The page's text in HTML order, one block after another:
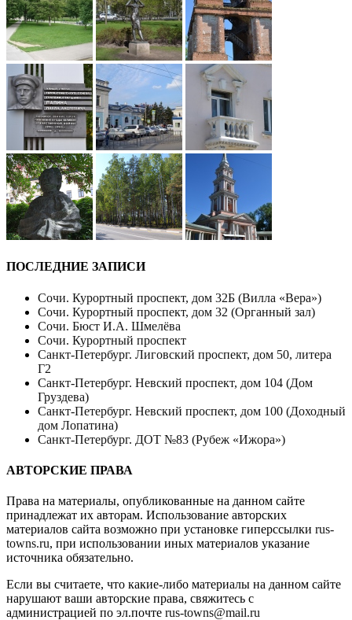
ПОСЛЕДНИЕ ЗАПИСИ
Сочи. Курортный проспект, дом 32Б (Вилла «Вера»)
Сочи. Курортный проспект, дом 32 (Органный зал)
Сочи. Бюст И.А. Шмелёва
Сочи. Курортный проспект
Санкт-Петербург. Лиговский проспект, дом 50, литера
Г2
Санкт-Петербург. Невский проспект, дом 104 (Дом
Груздева)
Санкт-Петербург. Невский проспект, дом 100 (Доходный
дом Лопатина)
Санкт-Петербург. ДОТ №83 (Рубеж «Ижора»)
АВТОРСКИЕ ПРАВА
Права на материалы, опубликованные на данном сайте
принадлежат их авторам. Использование авторских
материалов сайта возможно при установке гиперссылки rus-
towns.ru, при использовании иных материалов указание
источника обязательно.
Если вы считаете, что какие-либо материалы на данном сайте
нарушают ваши авторские права, свяжитесь с
администрацией по эл.почте rus-towns@mail.ru